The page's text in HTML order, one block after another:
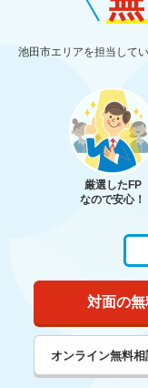
池田市エリアを担当して
厳選したFP
なので安心！
対面の無
オンライン無料相